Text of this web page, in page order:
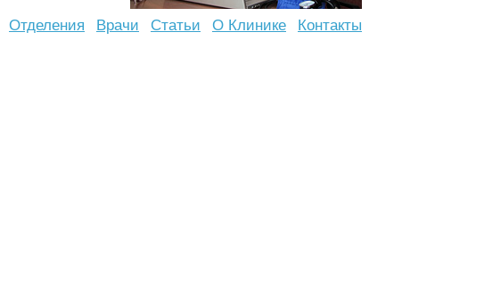
Отделения Врачи Статьи О Клинике Контакты